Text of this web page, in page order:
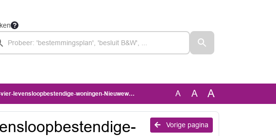
woningen-Nieuweweg-Bellingwolde.pdf A A A
Vorige pagina